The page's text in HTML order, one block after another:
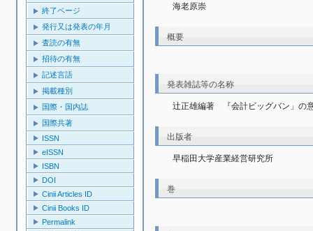
終了ページ
発行又は発表の年月
査読の有無
招待の有無
記述言語
掲載種別
国際・国内誌
国際共著
ISSN
eISSN
ISBN
DOI
Cinii Articles ID
Cinii Books ID
Permalink
海老原崇
概要
発表雑誌等の名称
辻正雄編著　『会計ビッグバン」の
出版者
早稲田大学産業経営研究所
巻